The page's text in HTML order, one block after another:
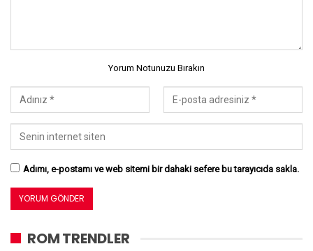
Yorum Notunuzu Bırakın
Adımı, e-postamı ve web sitemi bir dahaki sefere bu tarayıcıda sakla.
ROM TRENDLER